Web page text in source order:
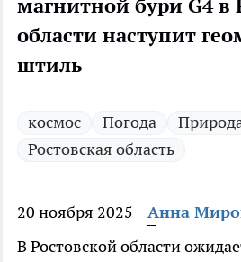
магнитной бури G4 в
области наступит
штиль
космос Погода
Ростовская область
20 ноября 2025
Анна
В Ростовской области